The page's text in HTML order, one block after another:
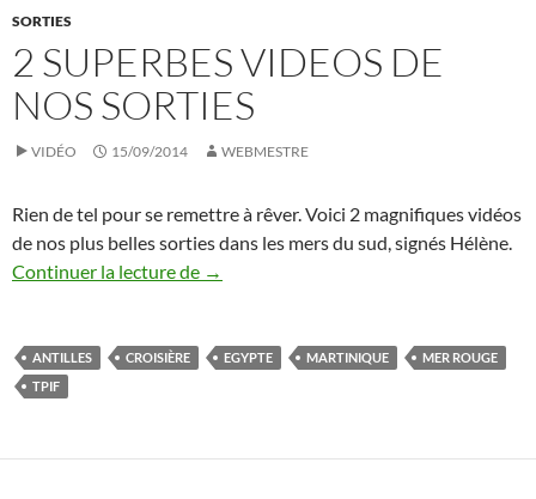
SORTIES
2 SUPERBES VIDEOS DE
NOS SORTIES
VIDÉO 15/09/2014 WEBMESTRE
Rien de tel pour se remettre à rêver. Voici 2 magnifiques vidéos
de nos plus belles sorties dans les mers du sud, signés Hélène.
Continuer la lecture de
2 superbes videos de nos sorties
→
ANTILLES CROISIÈRE EGYPTE MARTINIQUE
MER ROUGE
TPIF